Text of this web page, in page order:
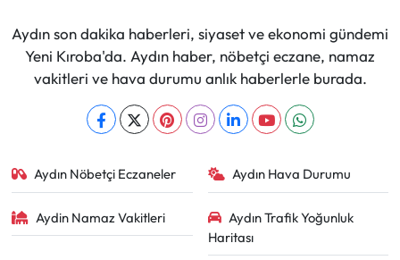
Aydın son dakika haberleri, siyaset ve ekonomi gündemi
Yeni Kıroba'da. Aydın haber, nöbetçi eczane, namaz
vakitleri ve hava durumu anlık haberlerle burada.
Aydın Nöbetçi Eczaneler Aydın Hava Durumu
Aydin Namaz Vakitleri
Aydın Trafik Yoğunluk
Haritası